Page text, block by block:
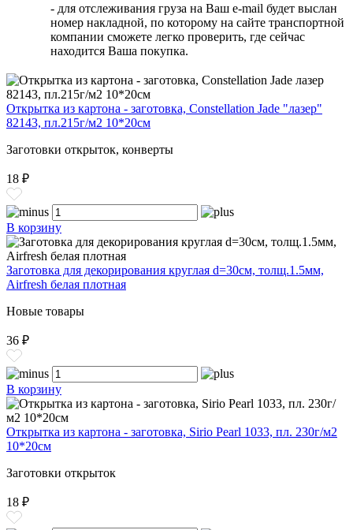
- для отслеживания груза на Ваш e-mail будет выслан
номер накладной, по которому на сайте транспортной
компании сможете легко проверить, где сейчас
находится Ваша покупка.
Открытка из картона - заготовка, Constellation Jade "лазер"
82143, пл.215г/м2 10*20см
Заготовки открыток, конверты
18 ₽
В корзину
Заготовка для декорирования круглая d=30см, толщ.1.5мм,
Airfresh белая плотная
Новые товары
36 ₽
В корзину
Открытка из картона - заготовка, Sirio Pearl 1033, пл. 230г/м2
10*20см
Заготовки открыток
18 ₽